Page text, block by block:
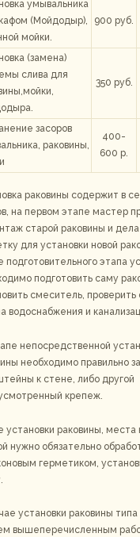
умывальника
(Мойдодыр),
мойки.
900 руб.
(замена)
слива для
350 руб.
засоров
раковины,
400-
600 р.
раковины содержит в
на первом этапе мастер
старой раковины и
для установки новой
подготовительного этапа
подготовить саму
смеситель, проверить
водоснабжения и
непосредственной
необходимо правильно
к стене, либо другой
крепеж.
установки раковины, места
нужно обязательно
герметиком,
установки раковины
вышеперечисленным